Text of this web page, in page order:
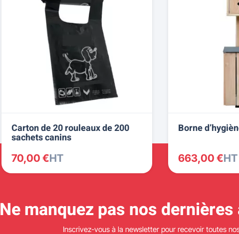
Carton de 20 rouleaux de 200
sachets canins
70,00 €HT
Borne
663,00 €HT
Ne manquez pas nos
Inscrivez-vous à la newsletter pour recevoir toutes